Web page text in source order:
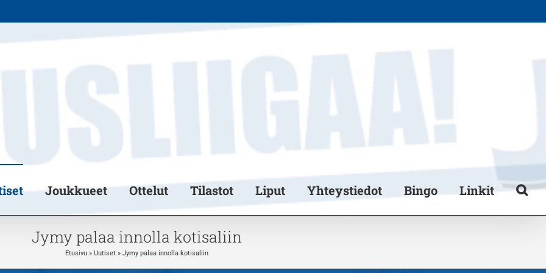
Joukkueet Ottelut Tilastot Liput Yhteystiedot Bingo Linkit
Jymy palaa innolla kotisaliin
Etusivu» Uutiset» Jymy palaa innolla kotisaliin